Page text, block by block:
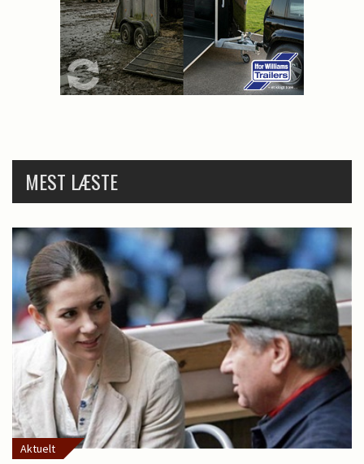
MEST LÆSTE
Aktuelt